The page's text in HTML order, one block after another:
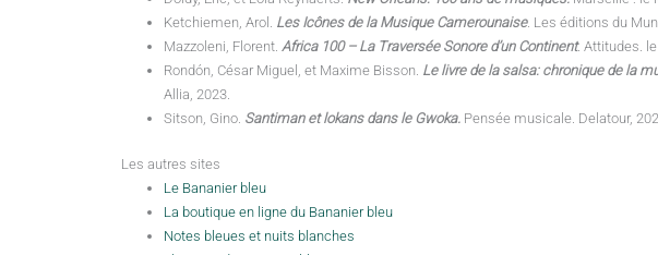
Ketchiemen, Arol. Les Icônes de la Musique Camerounaise. Les éditions du
Mazzoleni, Florent. Africa 100 – La Traversée Sonore d’un Continent. Attitudes.
Rondón, César Miguel, et Maxime Bisson. Le livre de la salsa: chronique de la
Allia, 2023.
Sitson, Gino. Santiman et lokans dans le Gwoka. Pensée musicale. Delatour,
Les autres sites
Le Bananier bleu
La boutique en ligne du Bananier bleu
Notes bleues et nuits blanches